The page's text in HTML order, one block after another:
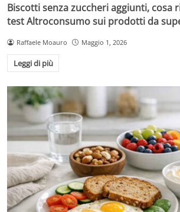
Biscotti senza zuccheri aggiunti, cosa
test Altroconsumo sui prodotti da
Raffaele Moauro Maggio 1, 2026
Leggi di più